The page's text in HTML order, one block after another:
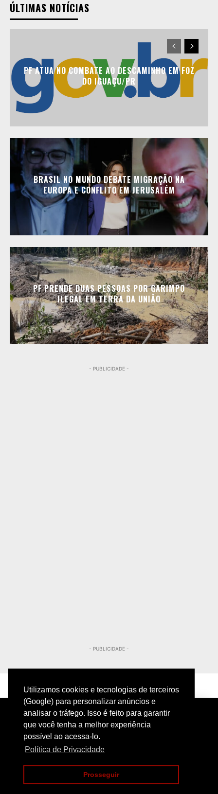
Utilizamos cookies e tecnologias de terceiros
(Google) para personalizar anúncios e
analisar o tráfego. Isso é feito para garantir
que você tenha a melhor experiência
possível ao acessa-lo.
Política de Privacidade
Prosseguir
ÚLTIMAS NOTÍCIAS
PF ATUA NO COMBATE AO DESCAMINHO EM FOZ
DO IGUAÇU/PR
BRASIL NO MUNDO DEBATE MIGRAÇÃO NA
EUROPA E CONFLITO EM JERUSALÉM
PF PRENDE DUAS PESSOAS POR GARIMPO
ILEGAL EM TERRA DA UNIÃO
- PUBLICIDADE -
- PUBLICIDADE -
PRIVACIDADE CONTATO
COPYRIGHT@2024 | POLICIAMENTO INTELIGENTE